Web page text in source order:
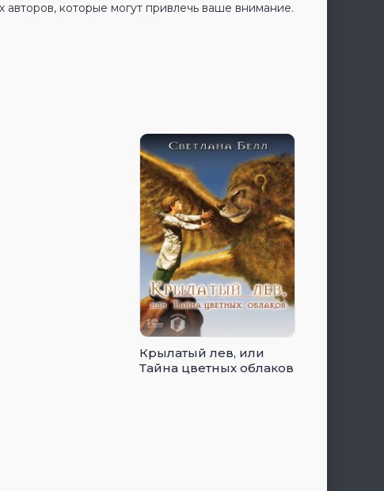
которые могут привлечь ваше внимание.
Крылатый лев, или
Тайна цветных облаков